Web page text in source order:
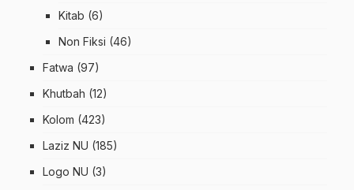
Kitab (6)
Non Fiksi (46)
Fatwa (97)
Khutbah (12)
Kolom (423)
Laziz NU (185)
Logo NU (3)